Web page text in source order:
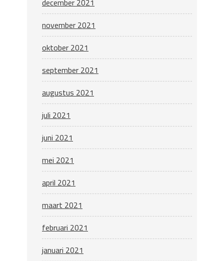
december 2021
november 2021
oktober 2021
september 2021
augustus 2021
juli 2021
juni 2021
mei 2021
april 2021
maart 2021
februari 2021
januari 2021